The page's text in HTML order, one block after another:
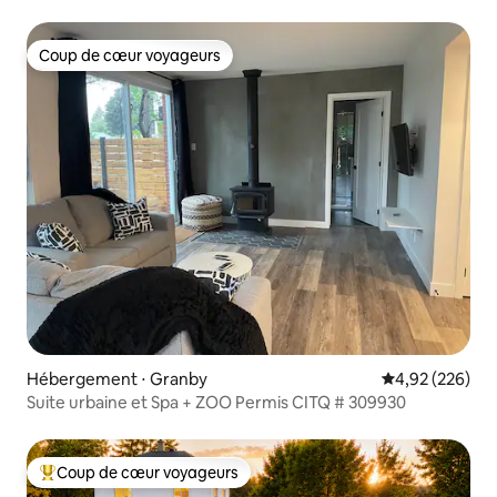
Coup de cœur voyageurs
Coup de cœur voyageurs
Hébergement ⋅ Granby Évaluation
4,92 (226)
Suite urbaine et Spa + ZOO Permis CITQ # 309930
Coups de cœur voyageurs les plus appréciés
Coup de cœur voyageurs